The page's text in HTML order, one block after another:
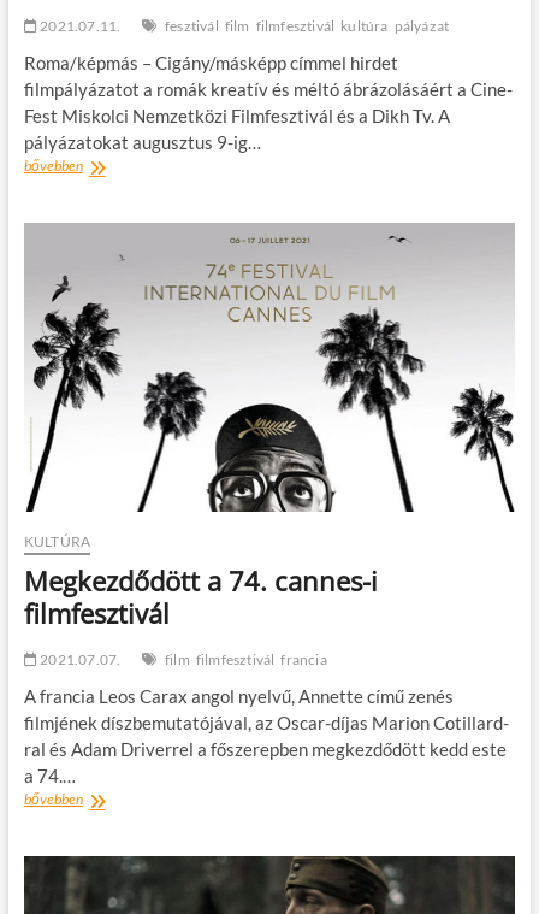
2021.07.11. fesztivál film filmfesztivál kultúra pályázat
Roma/képmás – Cigány/másképp címmel hirdet
filmpályázatot a romák kreatív és méltó ábrázolásáért a Cine-
Fest Miskolci Nemzetközi Filmfesztivál és a Dikh Tv. A
pályázatokat augusztus 9-ig…
bővebbenRoma/képmás
KULTÚRA
Megkezdődött a 74. cannes-i
filmfesztivál
2021.07.07. film filmfesztivál francia
A francia Leos Carax angol nyelvű, Annette című zenés
filmjének díszbemutatójával, az Oscar-díjas Marion Cotillard-
ral és Adam Driverrel a főszerepben megkezdődött kedd este
a 74.…
bővebbenMegkezdődött
cannes-
filmfesztivál